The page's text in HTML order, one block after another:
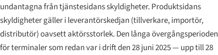
undantagna från tjänstesidans skyldigheter. Produktsidans
skyldigheter gäller i leverantörskedjan (tillverkare, importör,
distributör) oavsett aktörsstorlek. Den långa övergångsperioden
för terminaler som redan var i drift den 28 juni 2025 — upp till 28